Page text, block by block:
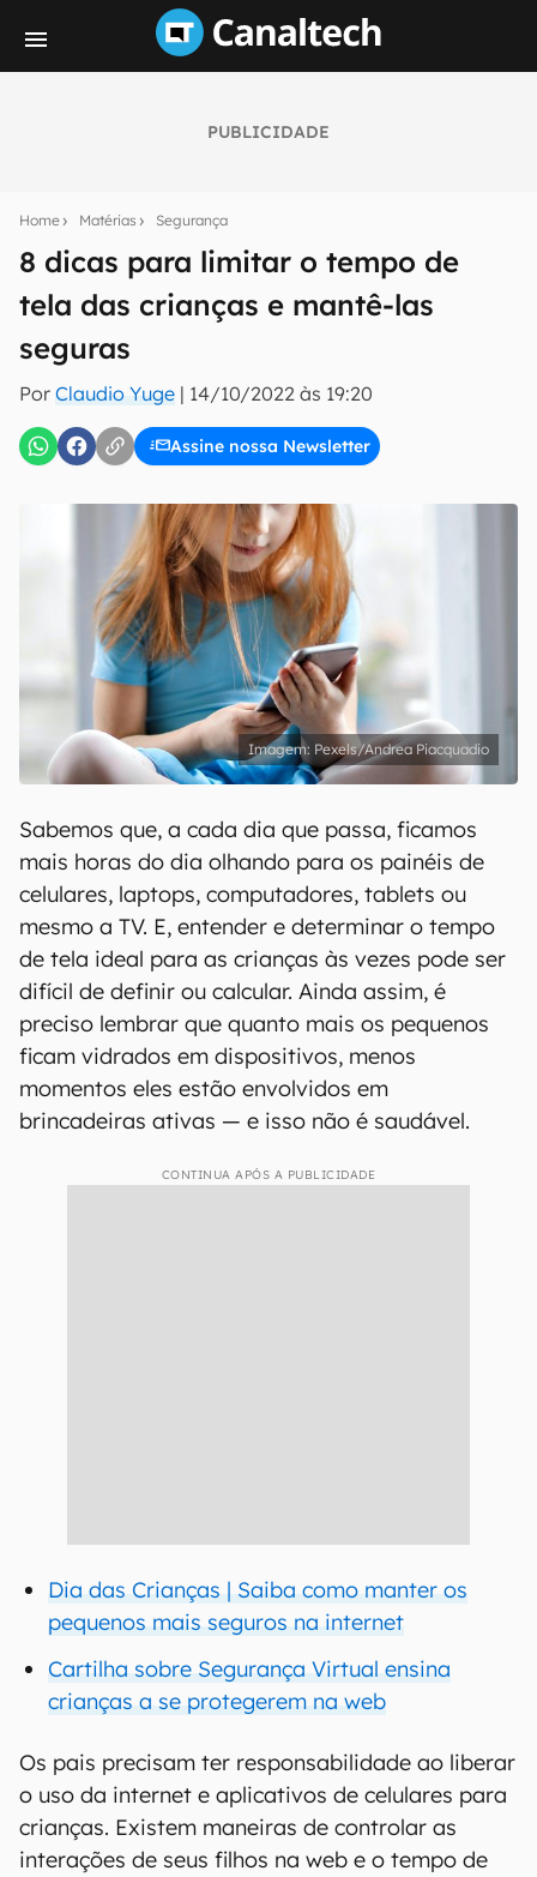
PUBLICIDADE
Home Matérias Segurança
8 dicas para limitar o tempo de
tela das crianças e mantê-las
seguras
Por Claudio Yuge | 14/10/2022 às 19:20
Assine nossa Newsletter
notícias e reviews sobre tecnologia em primeira
mão.
E-mail
inscreva-se
Uso e Política de Privacidade do Canaltech.
Pexels/Andrea Piacquadio
Sabemos que, a cada dia que passa, ficamos
mais horas do dia olhando para os painéis de
celulares, laptops, computadores, tablets ou
mesmo a TV. E, entender e determinar o tempo
de tela ideal para as crianças às vezes pode ser
difícil de definir ou calcular. Ainda assim, é
preciso lembrar que quanto mais os pequenos
ficam vidrados em dispositivos, menos
momentos eles estão envolvidos em
brincadeiras ativas — e isso não é saudável.
CONTINUA APÓS A PUBLICIDADE
Dia das Crianças | Saiba como manter os
pequenos mais seguros na internet
Cartilha sobre Segurança Virtual ensina
crianças a se protegerem na web
Os pais precisam ter responsabilidade ao liberar
o uso da internet e aplicativos de celulares para
crianças. Existem maneiras de controlar as
interações de seus filhos na web e o tempo de